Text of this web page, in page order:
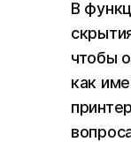
В
чтобы
как